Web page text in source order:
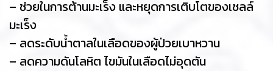
– ช่วยในการต้านมะเร็ง และหยุดการเติบโตของเซลล์
มะเร็ง
– ลดระดับน้ำตาลในเลือดของผู้ป่วยเบาหวาน
– ลดความดันโลหิต ไขมันในเลือดไม่อุดตัน